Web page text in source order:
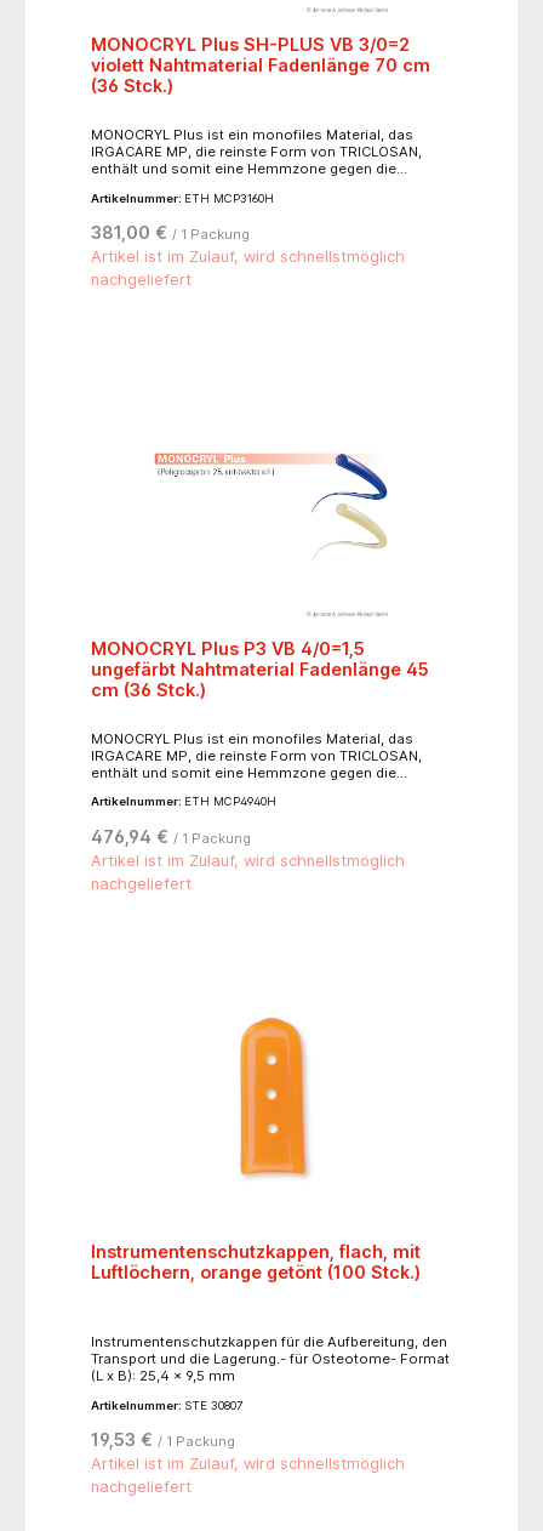
MONOCRYL Plus SH-PLUS VB 3/0=2
violett Nahtmaterial Fadenlänge 70 cm
(36 Stck.)
MONOCRYL Plus ist ein monofiles Material, das
IRGACARE MP, die reinste Form von TRICLOSAN,
enthält und somit eine Hemmzone gegen die
Erreger postoperativer Wundinfektionen bildet. Der
seiner Ausgangsreißkraft, die nach 28 Tagen auf null
sinkt. Die Materialresorption ist nach ca. 90-120
Tagen abgeschlossen. Indikationsgebiete: Gastro-
Intestinal-Chirurgie (z. B. Anastomosen und
Artikelnummer: ETH MCP3160H
381,00 € / 1 Packung
Artikel ist im Zulauf, wird schnellstmöglich
nachgeliefert
MONOCRYL Plus P3 VB 4/0=1,5
ungefärbt Nahtmaterial Fadenlänge 45
cm (36 Stck.)
MONOCRYL Plus ist ein monofiles Material, das
IRGACARE MP, die reinste Form von TRICLOSAN,
enthält und somit eine Hemmzone gegen die
Erreger postoperativer Wundinfektionen bildet. Der
etwa sieben Tagen und verliert seine
Ausgangsreißkraft nach 21 Tagen. Die
Materialresorption ist nach ca. 90-120 Tagen
abgeschlossen. Indikationsgebiete: Plastische
Artikelnummer: ETH MCP4940H
476,94 € / 1 Packung
Artikel ist im Zulauf, wird schnellstmöglich
nachgeliefert
Instrumentenschutzkappen, flach, mit
Luftlöchern, orange getönt (100 Stck.)
Instrumentenschutzkappen für die Aufbereitung, den
Transport und die Lagerung.- für Osteotome- Format
(L x B): 25,4 x 9,5 mm
Artikelnummer: STE 30807
19,53 € / 1 Packung
Artikel ist im Zulauf, wird schnellstmöglich
nachgeliefert